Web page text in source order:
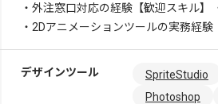
・外注窓口対応の経験 【歓迎スキル
・2Dアニメーションツールの実務経験
デザインツール
SpriteStudio
Photoshop